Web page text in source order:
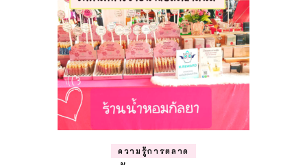
ความรู้การตลาด